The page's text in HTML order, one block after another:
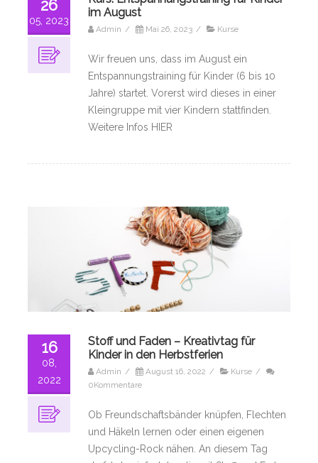
26
05, 2023
im August
Admin / Mai 26, 2023 / Kurse
Wir freuen uns, dass im August ein
Entspannungstraining für Kinder (6 bis 10
Jahre) startet. Vorerst wird dieses in einer
Kleingruppe mit vier Kindern stattfinden.
Weitere Infos HIER
16
08,
2022
Stoff und Faden – Kreativtag für
Kinder in den Herbstferien
Admin / August 16, 2022 / Kurse /
0Kommentare
Ob Freundschaftsbänder knüpfen, Flechten
und Häkeln lernen oder einen eigenen
Upcycling-Rock nähen. An diesem Tag